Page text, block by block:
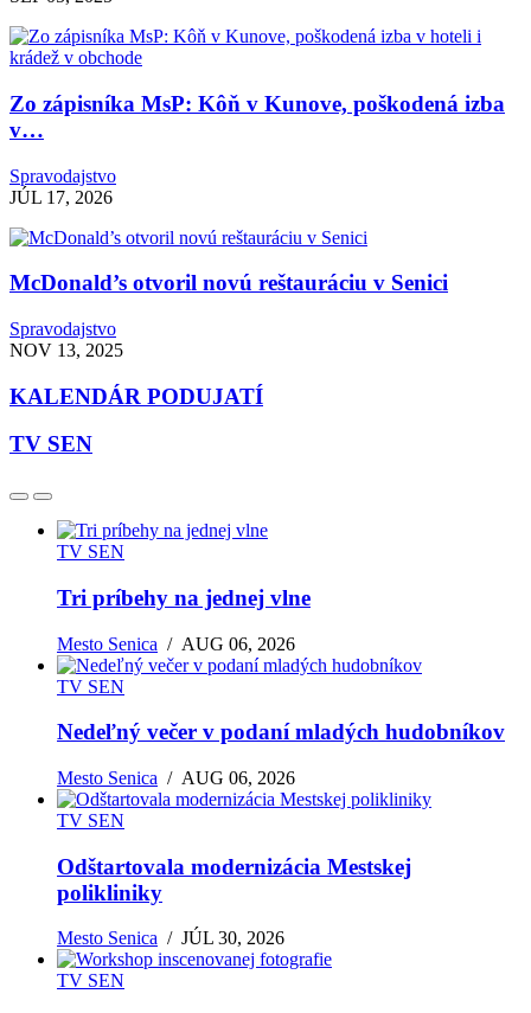
Zo zápisníka MsP: Kôň v Kunove, poškodená izba
v…
Spravodajstvo
JÚL 17, 2026
McDonald’s otvoril novú reštauráciu v Senici
Spravodajstvo
NOV 13, 2025
KALENDÁR PODUJATÍ
TV SEN
TV SEN
Tri príbehy na jednej vlne
Mesto Senica /AUG 06, 2026
TV SEN
Nedeľný večer v podaní mladých hudobníkov
Mesto Senica /AUG 06, 2026
TV SEN
Odštartovala modernizácia Mestskej
polikliniky
Mesto Senica /JÚL 30, 2026
TV SEN